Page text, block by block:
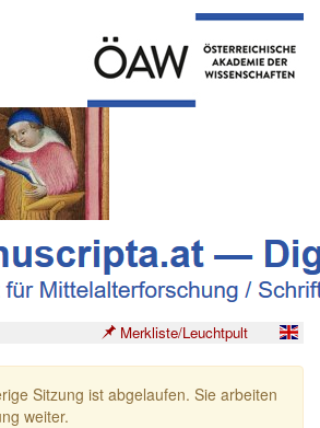
Merkliste/Leuchtpult
Sitzung ist abgelaufen. Sie arbeiten
weiter.